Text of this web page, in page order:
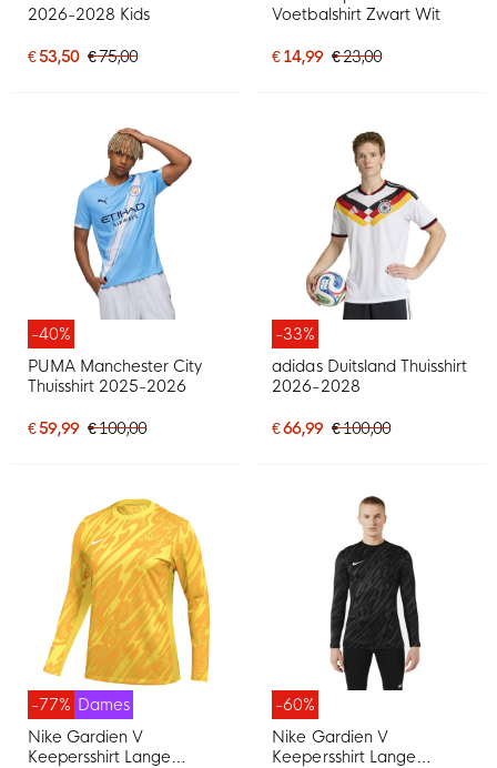
2026-2028 Kids
€ 53,50 € 75,00
Voetbalshirt Zwart Wit
€ 14,99 € 23,00
-40%
PUMA Manchester City
Thuisshirt 2025-2026
€ 59,99 € 100,00
-33%
adidas Duitsland Thuisshirt
2026-2028
€ 66,99 € 100,00
-77% Dames
Nike Gardien V
Keepersshirt Lange
-60%
Nike Gardien V
Keepersshirt Lange